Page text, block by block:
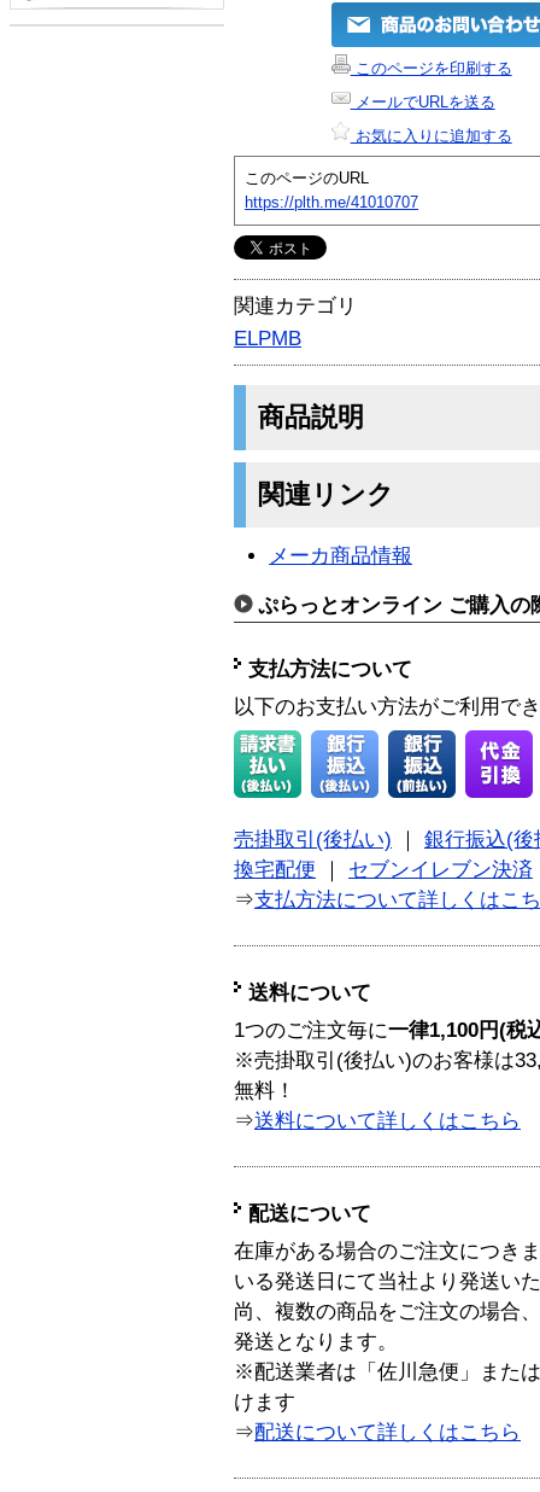
このページを印刷する
メールでURLを送る
お気に入りに追加する
このページのURL
https://plth.me/41010707
関連カテゴリ
ELPMB
商品説明
関連リンク
メーカ商品情報
ぷらっとオンライン ご購入の
支払方法について
以下のお支払い方法がご利用で
売掛取引(後払い)
銀行振込(後
換宅配便
セブンイレブン決済
⇒支払方法について詳しくはこ
送料について
1つのご注文毎に一律1,100円(税
※売掛取引(後払い)のお客様は
無料！
⇒送料について詳しくはこちら
配送について
在庫がある場合のご注文につき
いる発送日にて当社より発送い
尚、複数の商品をご注文の場合
発送となります。
※配送業者は「佐川急便」また
けます
⇒配送について詳しくはこちら